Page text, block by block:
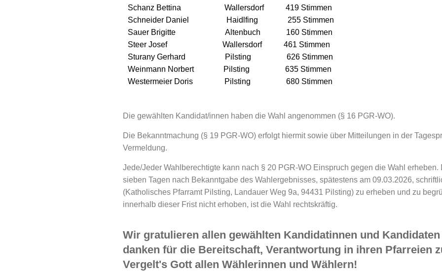
Schanz Bettina Wallersdorf 419 Stimmen
Schneider Daniel Haidlfing 255 Stimmen
Sauer Brigitte Altenbuch 160 Stimmen
Steer Josef Wallersdorf 461 Stimmen
Sturany Gerhard Pilsting 626 Stimmen
Weinmann Norbert Pilsting 635 Stimmen
Westermeier Doris Pilsting 680 Stimmen
Die gewählten Kandidat/innen haben die Wahl angenommen (§ 16 PGR-WO).
Die Bekanntmachung (§ 19 PGR-WO) erfolgt hiermit sowie über Mitteilungen in der
Vermeldung.
Jede/Jeder Wahlberechtigte kann nach § 20 PGR-WO Einspruch gegen die Wahl erheben.
sieben Tagen nach Bekanntgabe des Wahlergebnisses, spätestens am 09.03.2026,
(Katholisches Pfarramt Pilsting, Landauer Weg 9a, 94431 Pilsting) zu erheben und zu
innerhalb dieser Frist nicht erhoben, ist die Wahl rechtskräftig.
Wir gratulieren allen gewählten Kandidatinnen und
danken für die Bereitschaft, Verantwortung in ihren Pfarreien
Vergelt's Gott allen Wählerinnen und Wählern!